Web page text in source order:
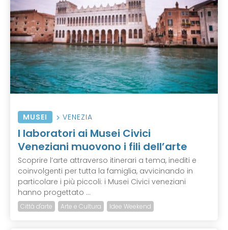
MUSEI VENEZIA
I laboratori ai Musei Civici
Veneziani muovono i fili dell’arte
Scoprire l’arte attraverso itinerari a tema, inediti e
coinvolgenti per tutta la famiglia, avvicinando in
particolare i più piccoli: i Musei Civici veneziani
hanno progettato ...
Città d'arte Arte e Cultura Idee Weekend